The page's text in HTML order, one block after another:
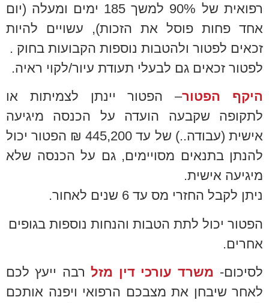
רפואית של 90% למשך 185 ימים ומעלה (יום
אחד פחות פוסל את הזכות), עשויים להיות
זכאים לפטור ולהטבות נוספות הקבועות בחוק .
לפטור זכאים גם לבעלי תעודת עיור/לקוי ראיה.
היקף הפטור– הפטור יינתן לצמיתות או
לתקופה שקבעה הועדה על הכנסה מיגיעה
אישית (עבודה..) של עד 445,200 ₪ הפטור יכול
להנתן בתנאים מסויימים, גם על הכנסה שלא
מיגיעה אישית.
ניתן לקבל החזרי מס עד 6 שנים לאחור.
הפטור יכול לתת הטבות והנחות נוספות בגופים
אחרים.
לסיכום- משרד עורכי דין מזל רבה ייעץ לכם
לאחר שיבחן את מצבכם הרפואי ויפנה אותכם